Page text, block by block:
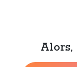
Alors,